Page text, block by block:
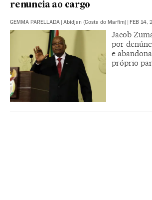
renuncia ao cargo
GEMMA PARELLADA | Abidjan (Costa do Marfim) | FEB 14,
Jacob
por
e
próprio